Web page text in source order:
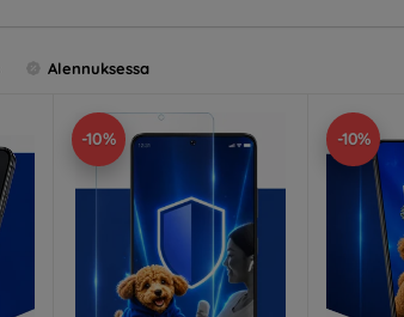
Alennuksessa
-10% -10%